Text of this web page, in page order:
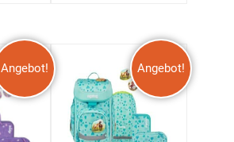
Angebot! Angebot!